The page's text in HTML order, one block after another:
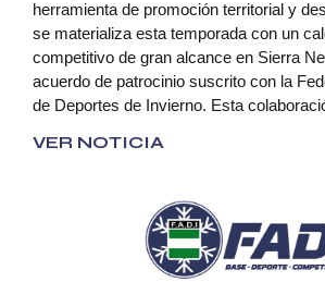
herramienta de promoción territorial y
se materializa esta temporada con un
competitivo de gran alcance en Sierra
acuerdo de patrocinio suscrito con la
de Deportes de Invierno. Esta
VER NOTICIA